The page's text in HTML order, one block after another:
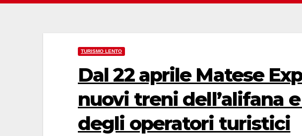
TURISMO LENTO
Dal 22 aprile Matese
nuovi treni dell’alifana
degli operatori turistici